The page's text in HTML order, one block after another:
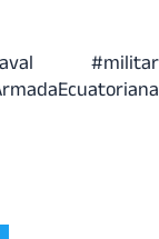
#militar